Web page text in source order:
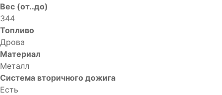
Вес (от..до)
344
Топливо
Дрова
Материал
Металл
Система вторичного дожига
Есть